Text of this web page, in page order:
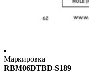
Маркировка
RBM06DTBD-S189